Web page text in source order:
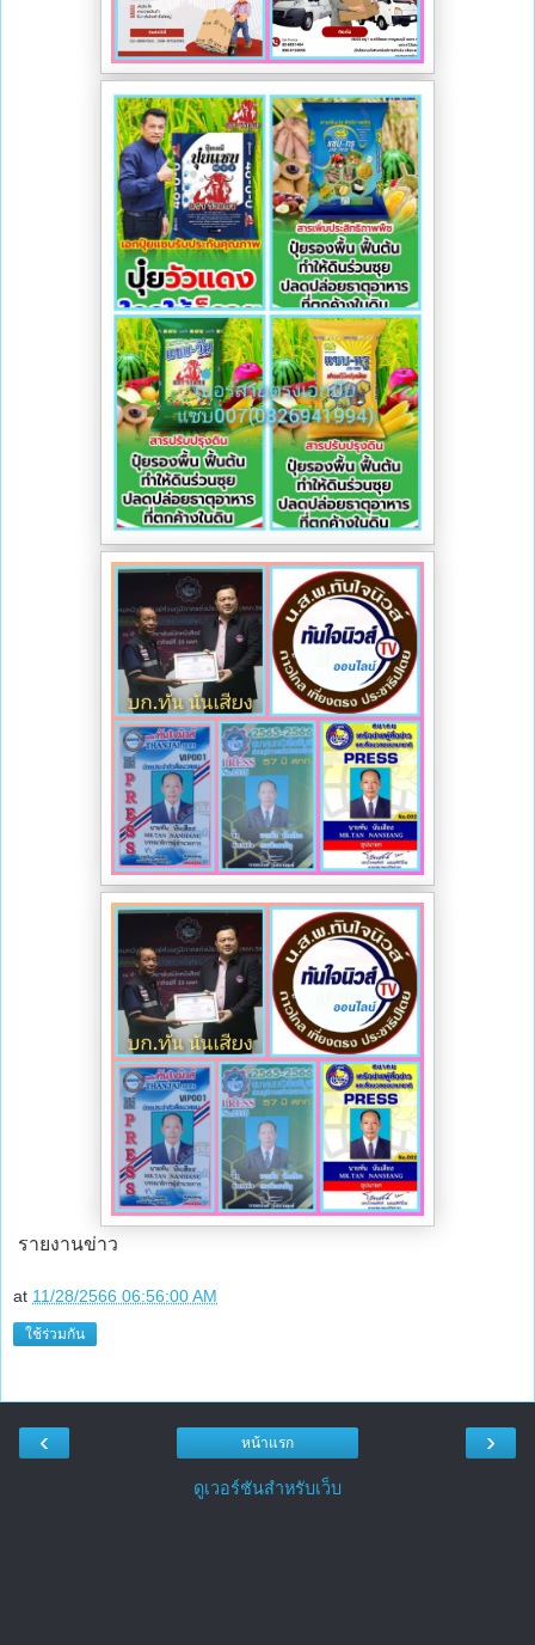
รายงานข่าว
at 11/28/2566 06:56:00 AM
ใช้ร่วมกัน
‹ ›
หน้าแรก
ดูเวอร์ชันสำหรับเว็บ